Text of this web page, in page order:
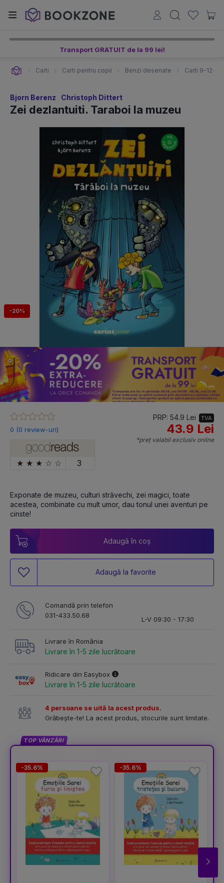
Transport GRATUIT de la 99 lei!
Carti Carti pentru copii Benzi desenate Carti 9-12+
Bjorn Berenz Christoph Dittert
Zei dezlantuiti. Taraboi la muzeu
-20%
0 (0 review-uri)
★ ★ ★ ☆ ☆ 3
PRP: 54.9 Lei TVA
43.9 Lei
*preț valabil exclusiv online
Exponate de muzeu, culturi străvechi, zei magici, toate
acestea, combinate cu mult umor, dau tonul unei aventuri pe
cinste!
Adaugă în coș
Adaugă la favorite
Comandă prin telefon
031-433.50.68
L-V 09:30 - 17:30
Livrare în România
Livrare în 1-5 zile lucrătoare
Ridicare din Easybox
Livrare în 1-5 zile lucrătoare
4 persoane se uită la acest produs.
Grăbește-te! La acest produs, stocurile sunt limitate.
TOP VÂNZĂRI
-35.6% -35.6%